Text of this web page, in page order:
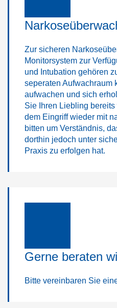
Zur sicheren
Monitorsystem zur
und Intubation gehören
seperaten Aufwachraum
aufwachen und sich
Sie Ihren Liebling
dem Eingriff wieder mit
bitten um Verständnis,
dorthin jedoch unter
Praxis zu erfolgen hat.
Gerne beraten
Bitte vereinbaren Sie